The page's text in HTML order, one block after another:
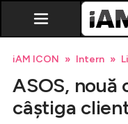
iAM ICON Intern
ASOS, nouă
câștiga